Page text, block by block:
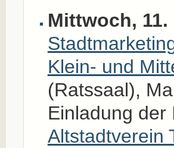
Mittwoch,
Klein- und
(Ratssaal),
Einladung der
Altstadtverein